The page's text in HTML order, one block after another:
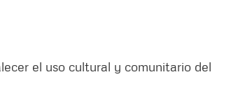
el uso cultural y comunitario del